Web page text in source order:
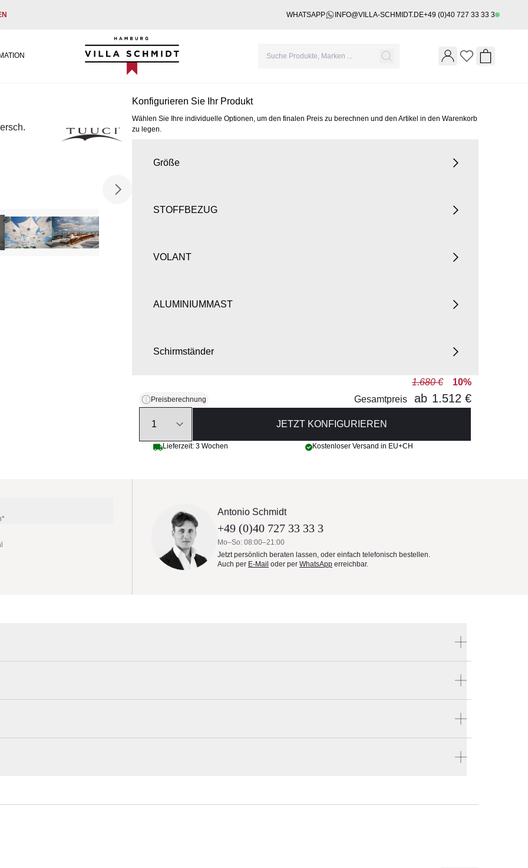
WHATSAPP INFO@VILLA-SCHMIDT.DE+49 (0)40 727 33 33 3
Villa Schmidt
Wishlist
Konfigurieren Sie Ihr Produkt
Wählen Sie Ihre individuelle Optionen, um den finalen Preis zu berechnen und den Artikel in den Warenkorb
zu legen.
Größe
STOFFBEZUG
VOLANT
ALUMINIUMMAST
Schirmständer
ÖFFNUNGSSYSTEM
SCHUTZHÜLLE
Preisberechnung
1.680 €
10%
Gesamtpreis
ab 1.512 €
JETZT KONFIGURIEREN
Lieferzeit: 3 Wochen Kostenloser Versand in EU+CH
Antonio Schmidt
+49 (0)40 727 33 33 3
Mo–So: 08:00–21:00
Jetzt persönlich beraten lassen, oder einfach telefonisch bestellen.
Auch per E-Mail oder per WhatsApp erreichbar.
(original Sunbrella)